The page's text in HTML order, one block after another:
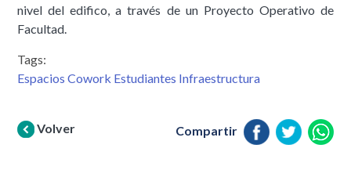
nivel del edifico, a través de un Proyecto Operativo de
Facultad.
Tags:
Espacios Cowork Estudiantes Infraestructura
Volver Compartir